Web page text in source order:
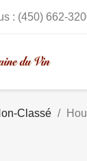
: (450) 662-
Classé